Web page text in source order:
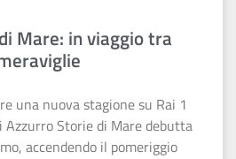
Mare: in viaggio tra
una nuova stagione su Rai 1
Azzurro Storie di Mare debutta
accendendo il pomeriggio